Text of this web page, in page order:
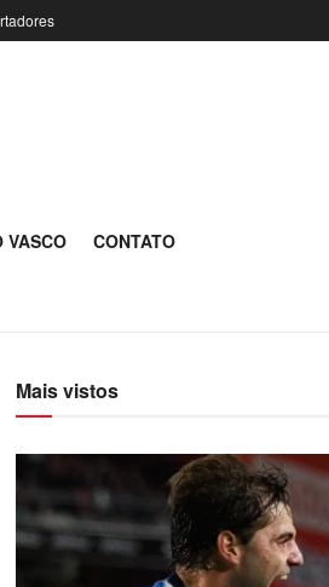
VASCO CONTATO
Mais vistos